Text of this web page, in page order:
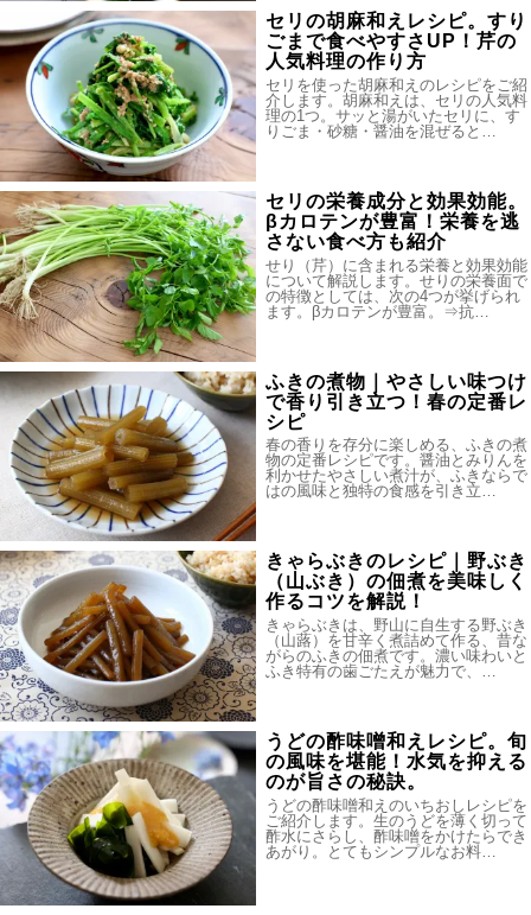
セリの胡麻和えレシピ。すり
ごまで食べやすさUP！芹の
人気料理の作り方
セリを使った胡麻和えのレシピをご紹
介します。胡麻和えは、セリの人気料
理の1つ。サッと湯がいたセリに、す
りごま・砂糖・醤油を混ぜると…
セリの栄養成分と効果効能。
βカロテンが豊富！栄養を逃
さない食べ方も紹介
せり（芹）に含まれる栄養と効果効能
について解説します。せりの栄養面で
の特徴としては、次の4つが挙げられ
ます。βカロテンが豊富。⇒抗…
ふきの煮物｜やさしい味つけ
で香り引き立つ！春の定番レ
シピ
春の香りを存分に楽しめる、ふきの煮
物の定番レシピです。醤油とみりんを
利かせたやさしい煮汁が、ふきならで
はの風味と独特の食感を引き立…
きゃらぶきのレシピ｜野ぶき
（山ぶき）の佃煮を美味しく
作るコツを解説！
きゃらぶきは、野山に自生する野ぶき
（山蕗）を甘辛く煮詰めて作る、昔な
がらのふきの佃煮です。濃い味わいと
ふき特有の歯ごたえが魅力で、…
うどの酢味噌和えレシピ。旬
の風味を堪能！水気を抑える
のが旨さの秘訣。
うどの酢味噌和えのいちおしレシピを
ご紹介します。生のうどを薄く切って
酢水にさらし、酢味噌をかけたらでき
あがり。とてもシンプルなお料…